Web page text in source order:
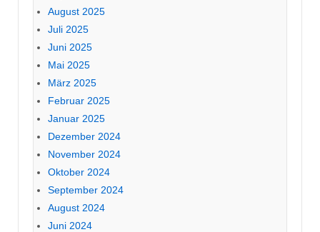
August 2025
Juli 2025
Juni 2025
Mai 2025
März 2025
Februar 2025
Januar 2025
Dezember 2024
November 2024
Oktober 2024
September 2024
August 2024
Juni 2024